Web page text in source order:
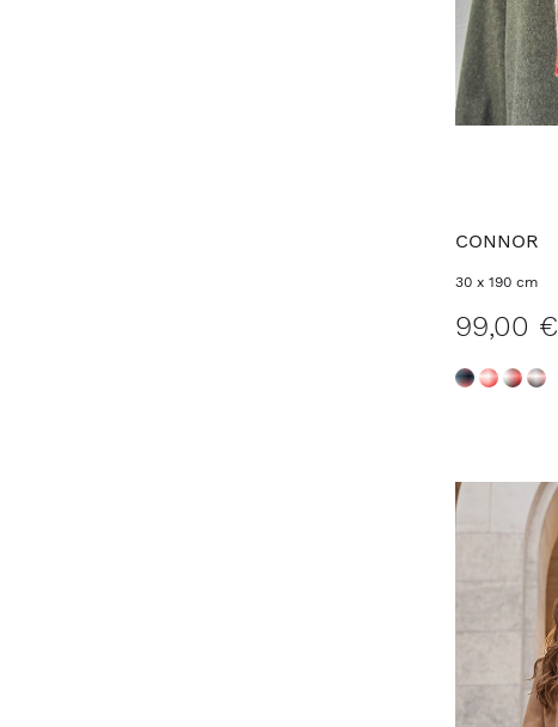
CONNOR
30 x 190 cm
99,00 €